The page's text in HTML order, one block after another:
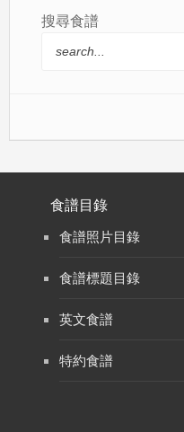
搜尋食譜
食譜目錄
食譜照片目錄
食譜標題目錄
英文食譜
特約食譜